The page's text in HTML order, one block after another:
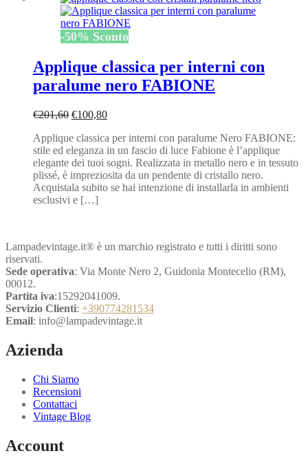
-50% Sconto
Applique classica per interni con
paralume nero FABIONE
€201,60 Il
originale
era:
€201,60.
€100,80Il
attuale
è:
€100,80.
Applique classica per interni con paralume Nero FABIONE:
stile ed eleganza in un fascio di luce Fabione è l’applique
elegante dei tuoi sogni. Realizzata in metallo nero e in tessuto
plissé, è impreziosita da un pendente di cristallo nero.
Acquistala subito se hai intenzione di installarla in ambienti
esclusivi e […]
Lampadevintage.it® è un marchio registrato e tutti i diritti sono
riservati.
Sede operativa: Via Monte Nero 2, Guidonia Montecelio (RM),
00012.
Partita iva:15292041009.
Servizio Clienti: +390774281534
Email: info@lampadevintage.it
Azienda
Chi Siamo
Recensioni
Contattaci
Vintage Blog
Account